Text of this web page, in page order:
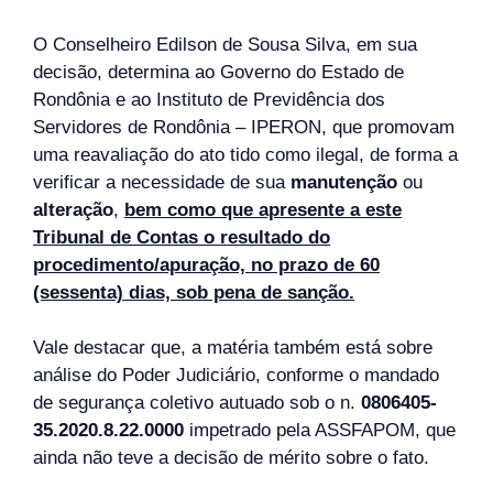
O Conselheiro Edilson de Sousa Silva, em sua
decisão, determina ao Governo do Estado de
Rondônia e ao Instituto de Previdência dos
Servidores de Rondônia – IPERON, que promovam
uma reavaliação do ato tido como ilegal, de forma a
verificar a necessidade de sua manutenção ou
alteração, bem como que apresente a este
Tribunal de Contas o resultado do
procedimento/apuração, no prazo de 60
(sessenta) dias, sob pena de sanção.
Vale destacar que, a matéria também está sobre
análise do Poder Judiciário, conforme o mandado
de segurança coletivo autuado sob o n. 0806405-
35.2020.8.22.0000 impetrado pela ASSFAPOM, que
ainda não teve a decisão de mérito sobre o fato.